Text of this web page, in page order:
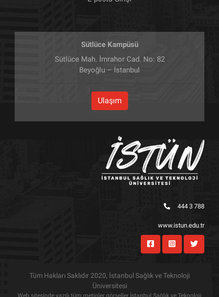
Sütlüce Kampüsü
Sütlüce Mah. İmrahor Cad. No: 82
Beyoğlu – İstanbul
Ulaşım
444 3 788
www.istun.edu.tr
Tüm Hakları Saklıdır 2020, İstanbul Sağlık ve Teknoloji
Üniversitesi
Web sitesinde yazılı tüm metinler görseller İstanbul Sağlık ve Teknoloji